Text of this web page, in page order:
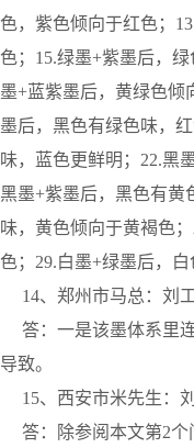
色，紫色倾向于红色；
色；15.绿墨+紫墨后，
墨+蓝紫墨后，黄绿色倾
墨后，黑色有绿色味，
味，蓝色更鲜明；22.黑
黑墨+紫墨后，黑色有黄
味，黄色倾向于黄褐色
色；29.白墨+绿墨后，
14、郑州市马总：刘
答：一是该墨体系里连
导致。
15、西安市米先生：
答：除参阅本文第2个